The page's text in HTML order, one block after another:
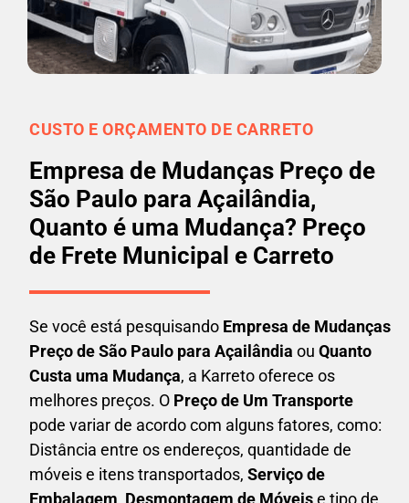
CUSTO E ORÇAMENTO DE CARRETO
Empresa de Mudanças Preço de
São Paulo para Açailândia,
Quanto é uma Mudança? Preço
de Frete Municipal e Carreto
Se você está pesquisando Empresa de Mudanças
Preço de São Paulo para Açailândia ou Quanto
Custa uma Mudança, a Karreto oferece os
melhores preços. O Preço de Um Transporte
pode variar de acordo com alguns fatores, como:
Distância entre os endereços, quantidade de
móveis e itens transportados, Serviço de
Embalagem, Desmontagem de Móveise tipo de